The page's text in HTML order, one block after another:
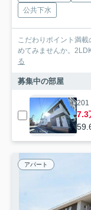
公共下水
こだわりポイント満
めてみませんか。
る
募集中の部屋
201
7.3
アパート